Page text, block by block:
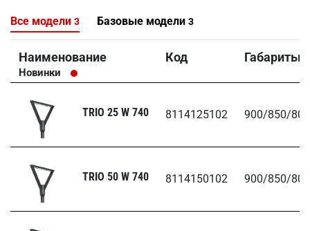
Все модели 3 Базовые модели 3
Наименование
Новинки
Код
TRIO 25 W 740 8114125102 900/850/80
TRIO 50 W 740 8114150102 900/850/80